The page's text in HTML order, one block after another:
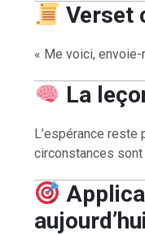
Verset
« Me voici,
La
L’espérance
circonstances
aujourd’hui